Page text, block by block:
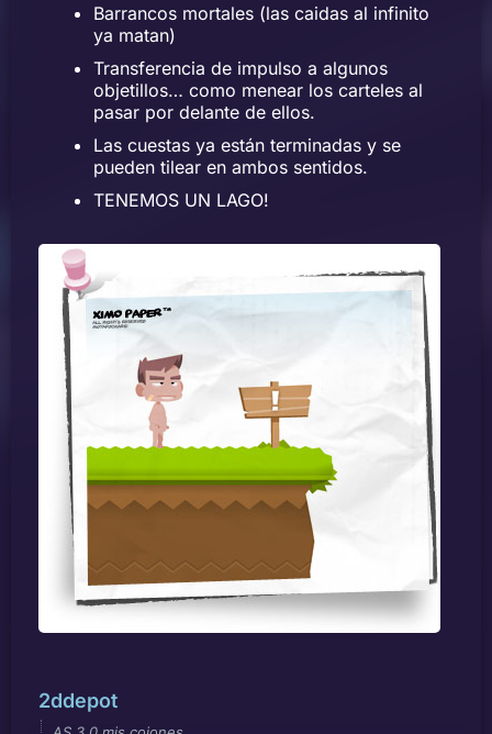
Barrancos mortales (las caidas al infinito
ya matan)
Transferencia de impulso a algunos
objetillos… como menear los carteles al
pasar por delante de ellos.
Las cuestas ya están terminadas y se
pueden tilear en ambos sentidos.
TENEMOS UN LAGO!
2ddepot